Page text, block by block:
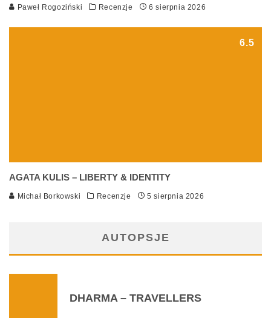
Paweł Rogoziński Recenzje 6 sierpnia 2026
6.5
AGATA KULIS – LIBERTY & IDENTITY
Michał Borkowski Recenzje 5 sierpnia 2026
AUTOPSJE
DHARMA – TRAVELLERS